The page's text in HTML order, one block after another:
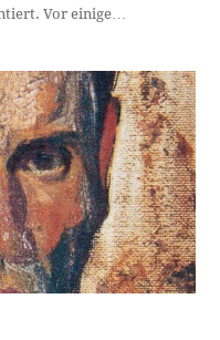
Vor einige…